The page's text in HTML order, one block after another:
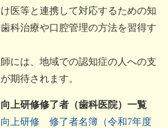
医等と連携して対応するための知
科治療や口腔管理の方法を習得す
には、地域での認知症の人への支
期待されます。
上研修修了者（歯科医院）一覧
上研修 修了者名簿（令和7年度